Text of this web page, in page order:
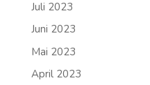
Juli 2023
Juni 2023
Mai 2023
April 2023